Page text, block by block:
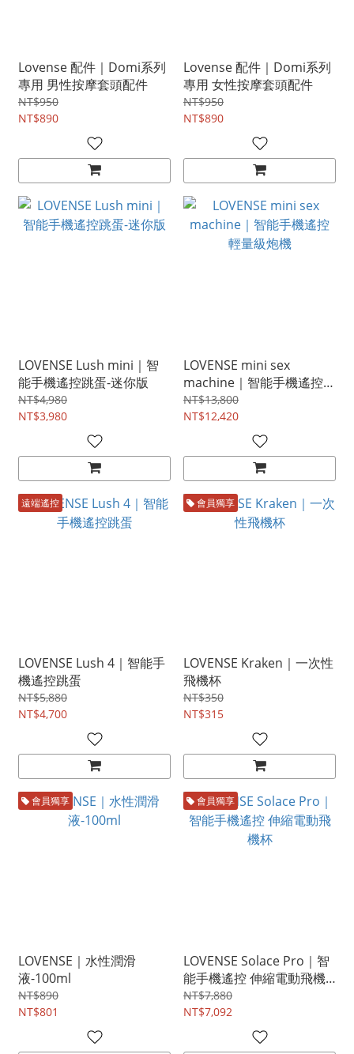
Lovense 配件｜Domi系列
專用 男性按摩套頭配件
NT$950
NT$890
Lovense 配件｜Domi系列
專用 女性按摩套頭配件
NT$950
NT$890
LOVENSE Lush mini｜智
能手機遙控跳蛋-迷你版
NT$4,980
NT$3,980
LOVENSE mini sex
machine｜智能手機遙控
輕量級炮機
NT$13,800
NT$12,420
遠端遙控
LOVENSE Lush 4｜智能手
機遙控跳蛋
NT$5,880
NT$4,700
會員獨享
LOVENSE Kraken｜一次性
飛機杯
NT$350
NT$315
會員獨享
LOVENSE｜水性潤滑
液-100ml
NT$890
NT$801
會員獨享
LOVENSE Solace Pro｜智
能手機遙控 伸縮電動飛機
杯
NT$7,880
NT$7,092